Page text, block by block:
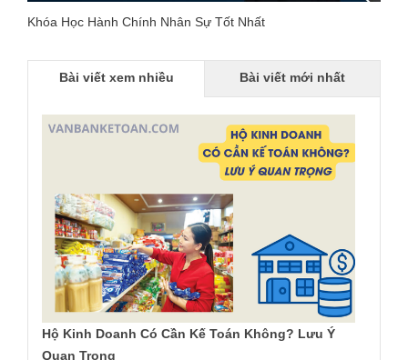
Khóa Học Hành Chính Nhân Sự Tốt Nhất
Bài viết xem nhiều Bài viết mới nhất
Hộ Kinh Doanh Có Cần Kế Toán Không? Lưu Ý
Quan Trọng